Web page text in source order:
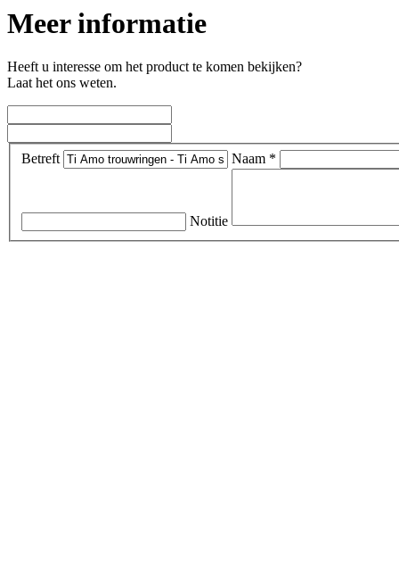
Meer informatie
Heeft u interesse om het product te komen bekijken?
Laat het ons weten.
Betreft Naam *
Notitie